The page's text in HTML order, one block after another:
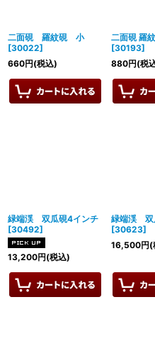
二面硯 羅紋硯 小
[30022]
660円(税込)
二面硯 羅
[30193]
880円(税
緑端渓 双瓜硯4インチ
[30492]
13,200円(税込)
緑端渓 双
[30623]
16,500円(